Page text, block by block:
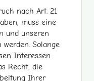
nach Art. 21
muss eine
und unseren
Solange
Interessen
Recht, die
Ihrer